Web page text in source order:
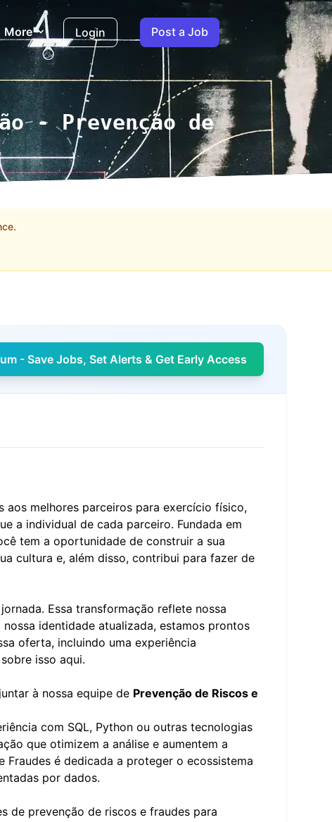
More Login Post a Job
- Prevenção de
- Save Jobs, Set Alerts & Get Early Access
melhores parceiros para exercício físico,
a individual de cada parceiro. Fundada em
tem a oportunidade de construir a sua
cultura e, além disso, contribui para fazer de
Essa transformação reflete nossa
identidade atualizada, estamos prontos
oferta, incluindo uma experiência
isso aqui.
à nossa equipe de Prevenção de Riscos e
com SQL, Python ou outras tecnologias
que otimizem a análise e aumentem a
Fraudes é dedicada a proteger o ecossistema
por dados.
de prevenção de riscos e fraudes para